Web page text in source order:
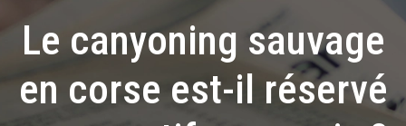
Le canyoning sauvage
en corse est-il réservé